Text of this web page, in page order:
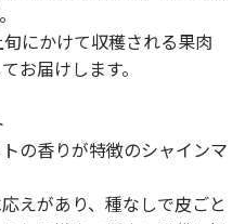
にかけて収穫される果肉
お届けします。
の香りが特徴のシャインマ
えがあり、種なしで皮ごと